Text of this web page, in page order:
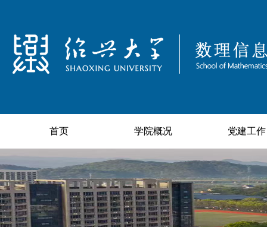
首页 学院概况 党建工作